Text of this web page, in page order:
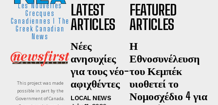
Les Nouvelles
Grecques
Canadiennes I The
Greek Canadian
News
This project was made
possible in part by the
Government of Canada.
LATEST
ARTICLES
Νέες
ανησυχίες
για τους νέο-
αφιχθέντες
LOCAL NEWS
FEATURED
ARTICLES
Η
Εθνοσυνέλευση
του Κεμπέκ
υιοθετεί το
Νομοσχέδιο 4 για